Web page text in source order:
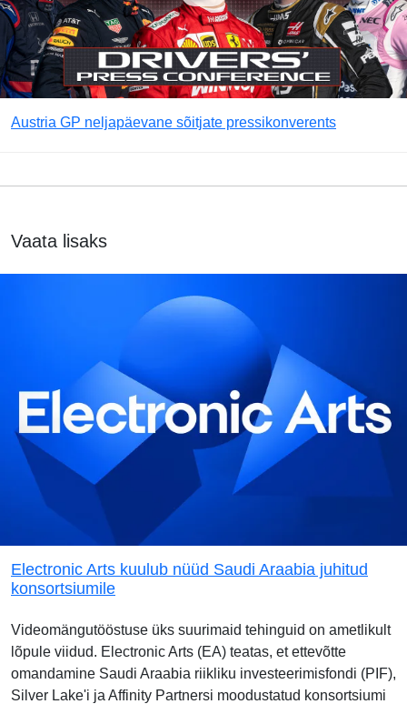
Austria GP neljapäevane sõitjate pressikonverents
Vaata lisaks
Electronic Arts kuulub nüüd Saudi Araabia juhitud
konsortsiumile
Videomängutööstuse üks suurimaid tehinguid on ametlikult
lõpule viidud. Electronic Arts (EA) teatas, et ettevõtte
omandamine Saudi Araabia riikliku investeerimisfondi (PIF),
Silver Lake'i ja Affinity Partnersi moodustatud konsortsiumi